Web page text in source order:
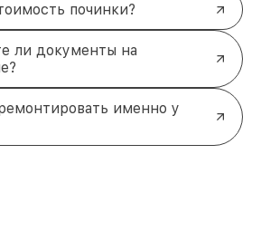
починки?
ли документы на
именно у